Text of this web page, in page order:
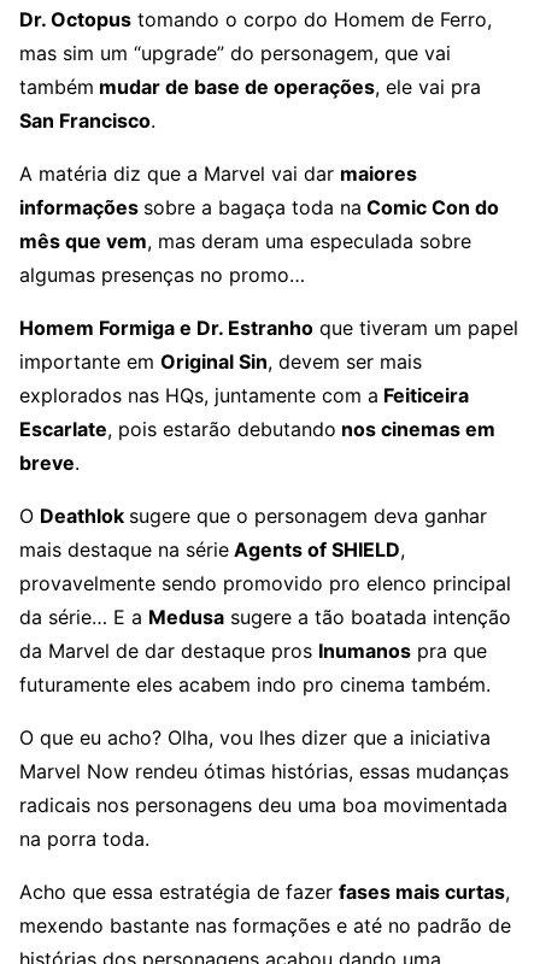
Dr. Octopus tomando o corpo do Homem de Ferro,
mas sim um “upgrade” do personagem, que vai
também mudar de base de operações, ele vai pra
San Francisco.
A matéria diz que a Marvel vai dar maiores
informações sobre a bagaça toda na Comic Con do
mês que vem, mas deram uma especulada sobre
algumas presenças no promo…
Homem Formiga e Dr. Estranho que tiveram um papel
importante em Original Sin, devem ser mais
explorados nas HQs, juntamente com a Feiticeira
Escarlate, pois estarão debutando nos cinemas em
breve.
O Deathlok sugere que o personagem deva ganhar
mais destaque na série Agents of SHIELD,
provavelmente sendo promovido pro elenco principal
da série… E a Medusa sugere a tão boatada intenção
da Marvel de dar destaque pros Inumanos pra que
futuramente eles acabem indo pro cinema também.
O que eu acho? Olha, vou lhes dizer que a iniciativa
Marvel Now rendeu ótimas histórias, essas mudanças
radicais nos personagens deu uma boa movimentada
na porra toda.
Acho que essa estratégia de fazer fases mais curtas,
mexendo bastante nas formações e até no padrão de